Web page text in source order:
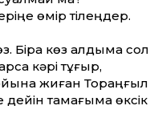
өмір тілеңдер.
Бірақ көз алдыма сол
кәрі тұғыр,
жиған Тораңғыл
дейін тамағыма өксік